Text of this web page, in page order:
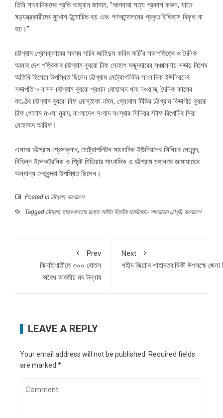
তিনি সাংবাদিকদের প্রতি আহ্বান জানান, “আপনারা সত্য প্রকাশ করুন, যাতে
ষড়যন্ত্রকারীদের মুখোশ উন্মোচিত হয় এবং গণআন্দোলনের প্রকৃত ইতিহাস বিকৃত না
হয়।”
চট্টগ্রাম প্রেসক্লাবের সদস্য সচিব জাহিদুল করিম কচি’র সভাপতিত্বে ও দৈনিক
আমার দেশ পত্রিকার চট্টগ্রাম ব্যুরো চীফ সোহাগ মজুমদারের সঞ্চালনায় সভায় বিশেষ
অতিথি হিসেবে উপস্থিত ছিলেন চট্টগ্রাম মেট্রোপলিটন সাংবাদিক ইউনিয়নের
সভাপতি ও বাসস চট্টগ্রাম ব্যুরো প্রধান মোহাম্মদ শাহ নওয়াজ, দৈনিক কালের
কণ্ঠের চট্টগ্রাম ব্যুরো চীফ মোস্তাফা নঈম, গ্লোবাল টিভির চট্টগ্রাম বিভাগীয় ব্যুরো
চীফ গোলাম মওলা মুরাদ, বাংলাদেশ সংবাদ সংস্থার সিনিয়র স্টাফ রিপোর্টার মিয়া
মোহাম্মদ আরিফ।
এসময় চট্টগ্রাম প্রেসক্লাব, মেট্রোপলিটন সাংবাদিক ইউনিয়নের সিনিয়র নেতৃবৃন্দ,
বিভিন্ন ইলেকট্রনিক ও প্রিন্ট মিডিয়ার সাংবাদিক ও চট্টগ্রাম মহানগর জামায়াতের
অন্যান্য নেতৃবৃন্দরা উপস্থিত ছিলেন।
Posted in চট্টগ্রাম, বাংলাদেশ
Tagged চট্টগ্রাম, ছাত্র-জনতার রক্তে অর্জিত দ্বিতীয় স্বাধীনতা:- শাহজাহান চৌধুরী, বাংলাদেশ
Prev
ঝিনাইগাতীতে ৩০০ বোতল
অবৈধ ভারতীয় মদ উদ্ধার
Next
শহীদ জিয়া’র শাহাদতবার্ষিকী উপলক্ষে
LEAVE A REPLY
Your email address will not be published. Required fields
are marked *